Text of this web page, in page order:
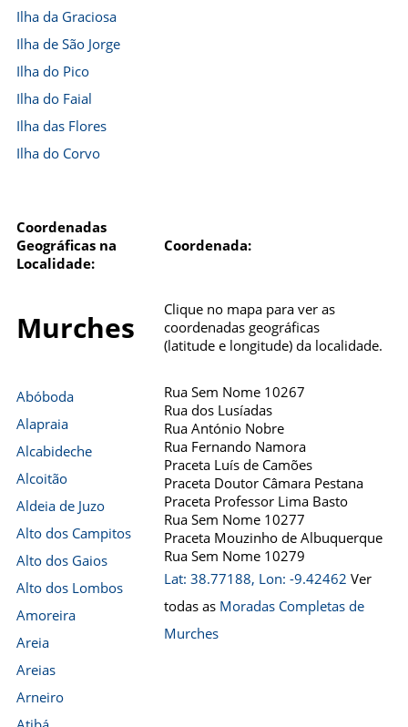
Ilha da Graciosa
Ilha de São Jorge
Ilha do Pico
Ilha do Faial
Ilha das Flores
Ilha do Corvo
Coordenadas
Geográficas na
Localidade:
Coordenada:
Murches
Clique no mapa para ver as
coordenadas geográficas
(latitude e longitude) da localidade.
Abóboda
Alapraia
Alcabideche
Alcoitão
Aldeia de Juzo
Alto dos Campitos
Alto dos Gaios
Alto dos Lombos
Amoreira
Areia
Areias
Arneiro
Rua Sem Nome 10267
Rua dos Lusíadas
Rua António Nobre
Rua Fernando Namora
Praceta Luís de Camões
Praceta Doutor Câmara Pestana
Praceta Professor Lima Basto
Rua Sem Nome 10277
Praceta Mouzinho de Albuquerque
Rua Sem Nome 10279
Lat: 38.77188, Lon: -9.42462 Ver
todas as Moradas Completas de
Murches